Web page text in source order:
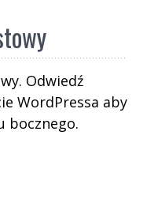
Odwiedź
WordPressa aby
bocznego.